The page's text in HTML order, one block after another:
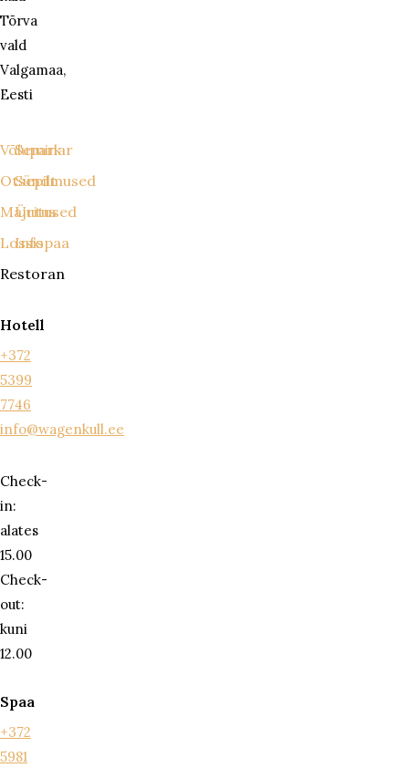
Tõrva
vald
Valgamaa,
Eesti
Võlupark
Otsepilt
Majutus
Lossispaa
Restoran
Seminar
Sündmused
Üritused
Info
Hotell
+372
5399
7746
info@wagenkull.ee
Check-
in:
alates
15.00
Check-
out:
kuni
12.00
Spaa
+372
5981